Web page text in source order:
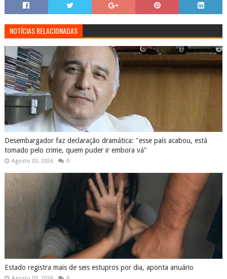
NOTÍCIAS RELACIONADAS
Desembargador faz declaração dramática: "esse país acabou, está
tomado pelo crime, quem puder ir embora vá"
Agosto 03, 2026 0
Estado registra mais de seis estupros por dia, aponta anuário